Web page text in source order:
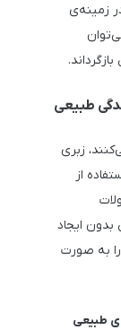
زمینه‌ی
طبیعی
زبری
از
بدون ایجاد
به صورت
طبیعی